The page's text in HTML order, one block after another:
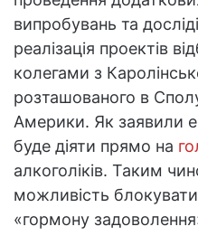
випробувань та
реалізація проектів
колегами з
розташованого в
Америки. Як заявили
буде діяти прямо на
алкоголіків. Таким
можливість
«гормону